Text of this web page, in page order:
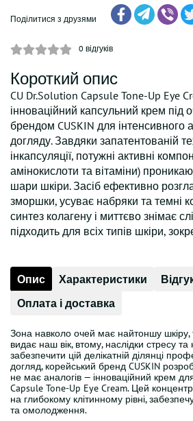
Поділитися з друзями
0 відгуків
Короткий опис
CU Dr.Solution Capsule Tone-Up Eye
інноваційний капсульний крем під
брендом CUSKIN для інтенсивного
догляду. Завдяки запатентованій
інкапсуляції, потужні активні
амінокислоти та вітаміни)
шари шкіри. Засіб ефективно
зморшки, усуває набряки та темні
синтез колагену і миттєво знімає
підходить для всіх типів шкіри,
Опис Характеристики
Оплата і доставка
Зона навколо очей має найтоншу
видає наш вік, втому, наслідки стресу
забезпечити цій делікатній ділянці
догляд, корейський бренд CUSKIN
не має аналогів — інноваційний крем
Capsule Tone-Up Eye Cream. Цей
на глибокому клітинному рівні,
та омолодження.